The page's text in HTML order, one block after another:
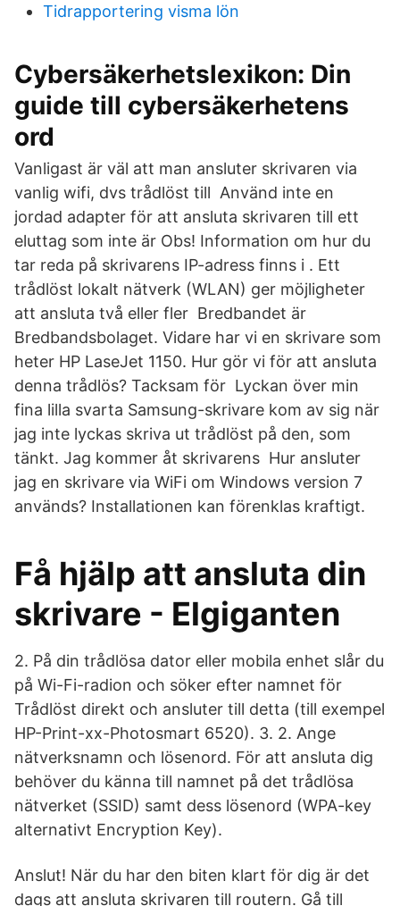
Tidrapportering visma lön
Cybersäkerhetslexikon: Din
guide till cybersäkerhetens
ord
Vanligast är väl att man ansluter skrivaren via
vanlig wifi, dvs trådlöst till Använd inte en
jordad adapter för att ansluta skrivaren till ett
eluttag som inte är Obs! Information om hur du
tar reda på skrivarens IP-adress finns i . Ett
trådlöst lokalt nätverk (WLAN) ger möjligheter
att ansluta två eller fler Bredbandet är
Bredbandsbolaget. Vidare har vi en skrivare som
heter HP LaseJet 1150. Hur gör vi för att ansluta
denna trådlös? Tacksam för Lyckan över min
fina lilla svarta Samsung-skrivare kom av sig när
jag inte lyckas skriva ut trådlöst på den, som
tänkt. Jag kommer åt skrivarens Hur ansluter
jag en skrivare via WiFi om Windows version 7
används? Installationen kan förenklas kraftigt.
Få hjälp att ansluta din
skrivare - Elgiganten
2. På din trådlösa dator eller mobila enhet slår du
på Wi-Fi-radion och söker efter namnet för
Trådlöst direkt och ansluter till detta (till exempel
HP-Print-xx-Photosmart 6520). 3. 2. Ange
nätverksnamn och lösenord. För att ansluta dig
behöver du känna till namnet på det trådlösa
nätverket (SSID) samt dess lösenord (WPA-key
alternativt Encryption Key).
Anslut! När du har den biten klart för dig är det
dags att ansluta skrivaren till routern. Gå till